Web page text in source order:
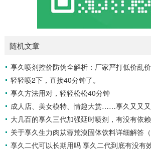
随机文章
享久喷剂控价防伪全解析：厂家严打低价乱
轻轻喷2下，直接40分钟了。
享久方法用对，轻轻松松40分钟
成人店、美女模特、情趣大赏……享久又又又
大几百的享久三代加强延时喷剂，有没有依
关于享久生力肉苁蓉荒漠固体饮料详细解答（
享久二代可以长期用吗 享久二代到底有没有